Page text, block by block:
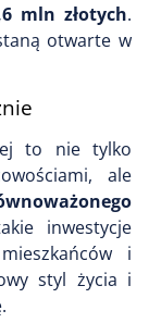
mln złotych.
otwarte w
to nie tylko
ale
inwestycje
i
styl życia i